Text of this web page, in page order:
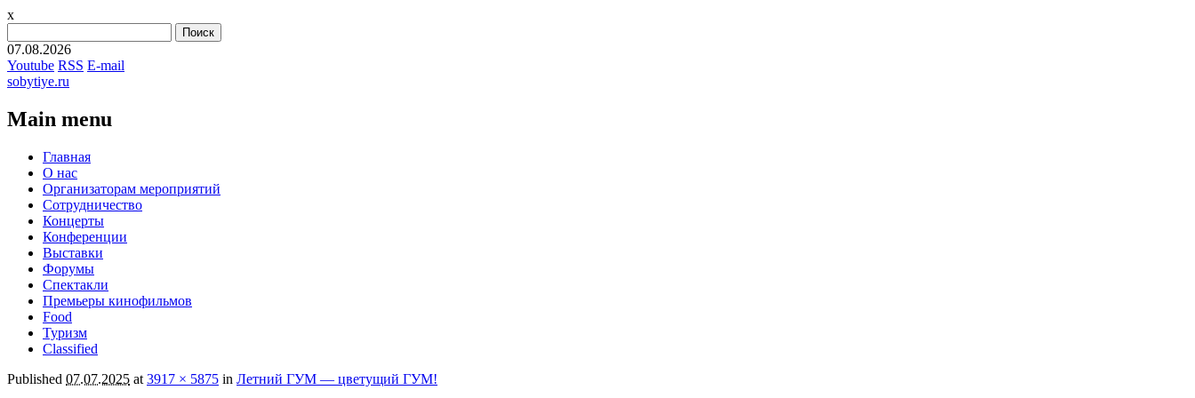
x
07.08.2026
Youtube RSS E-mail
sobytiye.ru
Main menu
Skip
content
Главная
О нас
Организаторам мероприятий
Сотрудничество
Концерты
Конференции
Выставки
Форумы
Спектакли
Премьеры кинофильмов
Food
Туризм
Сlassified
Published 07.07.2025 at 3917 × 5875 in Летний ГУМ — цветущий ГУМ!